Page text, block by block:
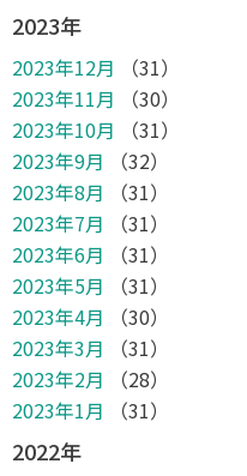
2023年
2023年12月
（31）
2023年11月
（30）
2023年10月
（31）
2023年9月
（32）
2023年8月
（31）
2023年7月
（31）
2023年6月
（31）
2023年5月
（31）
2023年4月
（30）
2023年3月
（31）
2023年2月
（28）
2023年1月
（31）
2022年